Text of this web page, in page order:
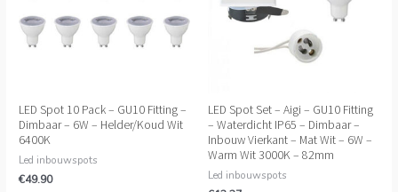
LED Spot 10 Pack – GU10 Fitting –
Dimbaar – 6W – Helder/Koud Wit
6400K
Led inbouwspots
€49.90
LED Spot Set – Aigi – GU10 Fitting
– Waterdicht IP65 – Dimbaar –
Inbouw Vierkant – Mat Wit – 6W –
Warm Wit 3000K – 82mm
Led inbouwspots